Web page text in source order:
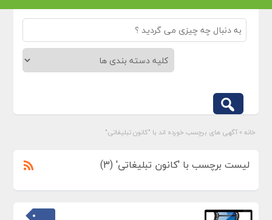
خانه » آگهی های برچسب خورده اند با "کانون تبلیغاتی"
لیست برچسب با 'کانون تبلیغاتی' (3)